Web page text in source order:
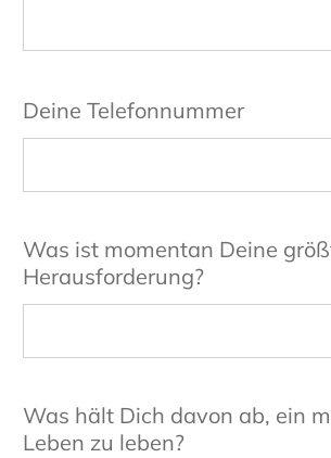
Deine Telefonnummer
Was ist momentan Deine
Herausforderung?
Was hält Dich davon ab, ein
Leben zu leben?